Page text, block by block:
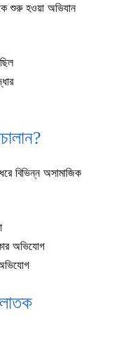
শুরু হওয়া অভিযান
ধরে বিভিন্ন অসামাজিক
অভিযোগ